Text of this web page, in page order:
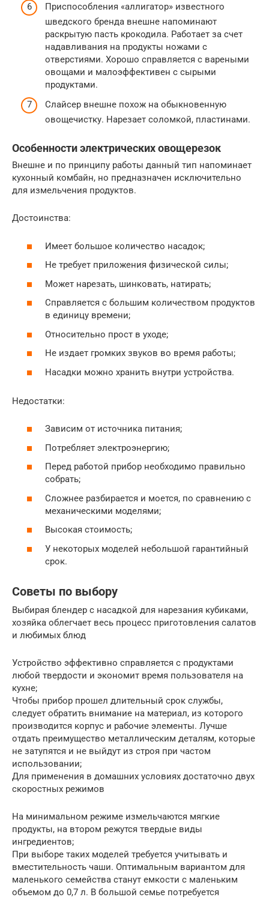
Приспособления «аллигатор» известного
шведского бренда внешне напоминают
раскрытую пасть крокодила. Работает за счет
надавливания на продукты ножами с
отверстиями. Хорошо справляется с вареными
овощами и малоэффективен с сырыми
продуктами.
Слайсер внешне похож на обыкновенную
овощечистку. Нарезает соломкой, пластинами.
Особенности электрических овощерезок
Внешне и по принципу работы данный тип напоминает
кухонный комбайн, но предназначен исключительно
для измельчения продуктов.
Достоинства:
Имеет большое количество насадок;
Не требует приложения физической силы;
Может нарезать, шинковать, натирать;
Справляется с большим количеством продуктов
в единицу времени;
Относительно прост в уходе;
Не издает громких звуков во время работы;
Насадки можно хранить внутри устройства.
Недостатки:
Зависим от источника питания;
Потребляет электроэнергию;
Перед работой прибор необходимо правильно
собрать;
Сложнее разбирается и моется, по сравнению с
механическими моделями;
Высокая стоимость;
У некоторых моделей небольшой гарантийный
срок.
Советы по выбору
Выбирая блендер с насадкой для нарезания кубиками,
хозяйка облегчает весь процесс приготовления салатов
и любимых блюд
Устройство эффективно справляется с продуктами
любой твердости и экономит время пользователя на
кухне;
Чтобы прибор прошел длительный срок службы,
следует обратить внимание на материал, из которого
производится корпус и рабочие элементы. Лучше
отдать преимущество металлическим деталям, которые
не затупятся и не выйдут из строя при частом
использовании;
Для применения в домашних условиях достаточно двух
скоростных режимов
На минимальном режиме измельчаются мягкие
продукты, на втором режутся твердые виды
ингредиентов;
При выборе таких моделей требуется учитывать и
вместительность чаши. Оптимальным вариантом для
маленького семейства станут емкости с маленьким
объемом до 0,7 л. В большой семье потребуется